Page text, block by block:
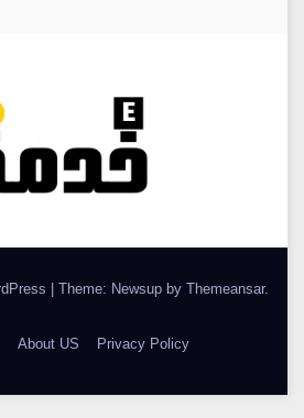
Theme: Newsup by Themeansar.
About US Privacy Policy